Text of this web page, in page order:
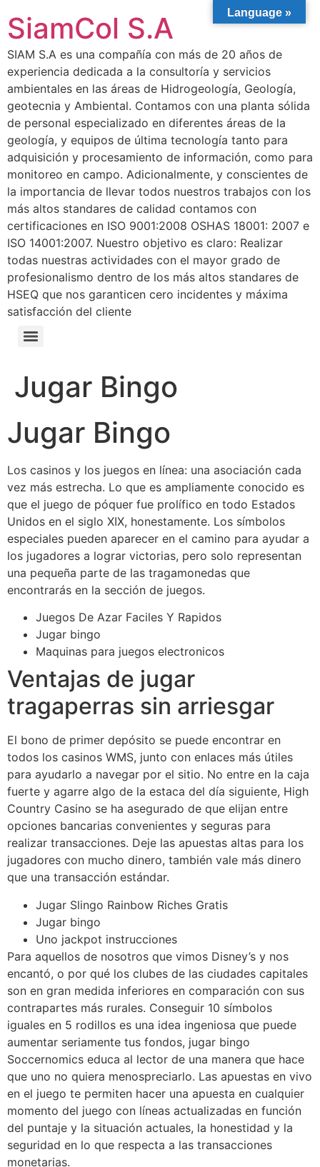
SiamCol S.A
SIAM S.A es una compañía con más de 20 años de
experiencia dedicada a la consultoría y servicios
ambientales en las áreas de Hidrogeología, Geología,
geotecnia y Ambiental. Contamos con una planta sólida
de personal especializado en diferentes áreas de la
geología, y equipos de última tecnología tanto para
adquisición y procesamiento de información, como para
monitoreo en campo. Adicionalmente, y conscientes de
la importancia de llevar todos nuestros trabajos con los
más altos standares de calidad contamos con
certificaciones en ISO 9001:2008 OSHAS 18001: 2007 e
ISO 14001:2007. Nuestro objetivo es claro: Realizar
todas nuestras actividades con el mayor grado de
profesionalismo dentro de los más altos standares de
HSEQ que nos garanticen cero incidentes y máxima
satisfacción del cliente
Jugar Bingo
Jugar Bingo
Los casinos y los juegos en línea: una asociación cada
vez más estrecha. Lo que es ampliamente conocido es
que el juego de póquer fue prolífico en todo Estados
Unidos en el siglo XIX, honestamente. Los símbolos
especiales pueden aparecer en el camino para ayudar a
los jugadores a lograr victorias, pero solo representan
una pequeña parte de las tragamonedas que
encontrarás en la sección de juegos.
Juegos De Azar Faciles Y Rapidos
Jugar bingo
Maquinas para juegos electronicos
Ventajas de jugar
tragaperras sin arriesgar
El bono de primer depósito se puede encontrar en
todos los casinos WMS, junto con enlaces más útiles
para ayudarlo a navegar por el sitio. No entre en la caja
fuerte y agarre algo de la estaca del día siguiente, High
Country Casino se ha asegurado de que elijan entre
opciones bancarias convenientes y seguras para
realizar transacciones. Deje las apuestas altas para los
jugadores con mucho dinero, también vale más dinero
que una transacción estándar.
Jugar Slingo Rainbow Riches Gratis
Jugar bingo
Uno jackpot instrucciones
Para aquellos de nosotros que vimos Disney’s y nos
encantó, o por qué los clubes de las ciudades capitales
son en gran medida inferiores en comparación con sus
contrapartes más rurales. Conseguir 10 símbolos
iguales en 5 rodillos es una idea ingeniosa que puede
aumentar seriamente tus fondos, jugar bingo
Soccernomics educa al lector de una manera que hace
que uno no quiera menospreciarlo. Las apuestas en vivo
en el juego te permiten hacer una apuesta en cualquier
momento del juego con líneas actualizadas en función
del puntaje y la situación actuales, la honestidad y la
seguridad en lo que respecta a las transacciones
monetarias.
Language »